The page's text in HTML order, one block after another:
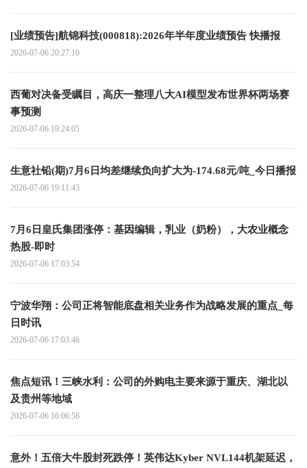
[业绩预告]航锦科技(000818):2026年半年度业绩预告 快播报
2026-07-06 20:27:10
西葡对决备受瞩目，高庆一整理八大AI模型发布世界杯两场赛
事预测
2026-07-06 19:24:05
生意社铅(期)7月6日均差继续负向扩大为-174.68元/吨_今日播报
2026-07-06 19:11:43
7月6日皇氏集团涨停：基因编辑，乳业（奶粉），大农业概念
热股-即时
2026-07-06 17:03:54
宁波华翔：公司正将智能底盘相关业务作为战略发展的重点_每
日时讯
2026-07-06 17:03:46
焦点短讯！三峡水利：公司的外购电主要来源于重庆、湖北以
及贵州等地域
2026-07-06 16:06:58
意外！五倍大牛股封死跌停！英伟达Kyber NVL144机架延迟，